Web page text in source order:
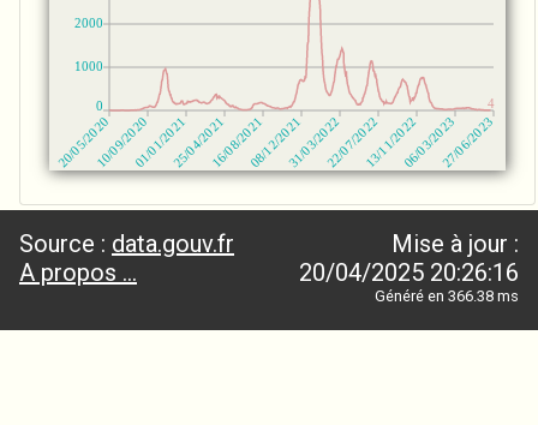
Source : data.gouv.fr
A propos ...
Mise à jour :
20/04/2025 20:26:16
Généré en 366.38 ms